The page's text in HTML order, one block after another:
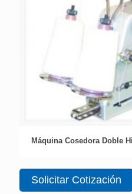
Máquina Cosedora Doble
Solicitar Cotización